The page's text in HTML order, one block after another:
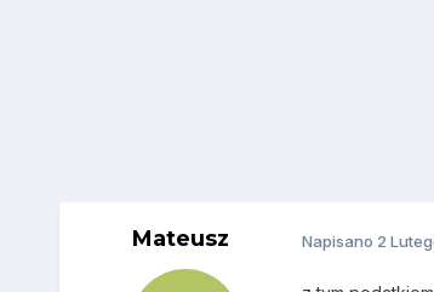
Mateusz Napisano 2